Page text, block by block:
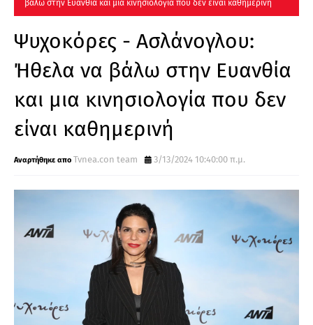
βάλω στην Ευανθία και μια κινησιολογία που δεν είναι καθημερινή
Ψυχοκόρες - Ασλάνογλου:
Ήθελα να βάλω στην Ευανθία
και μια κινησιολογία που δεν
είναι καθημερινή
Tvnea.con team 3/13/2024 10:40:00 π.μ.